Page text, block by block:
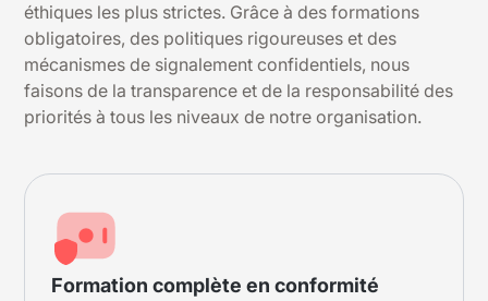
éthiques les plus strictes. Grâce à des formations
obligatoires, des politiques rigoureuses et des
mécanismes de signalement confidentiels, nous
faisons de la transparence et de la responsabilité des
priorités à tous les niveaux de notre organisation.
Formation complète en conformité